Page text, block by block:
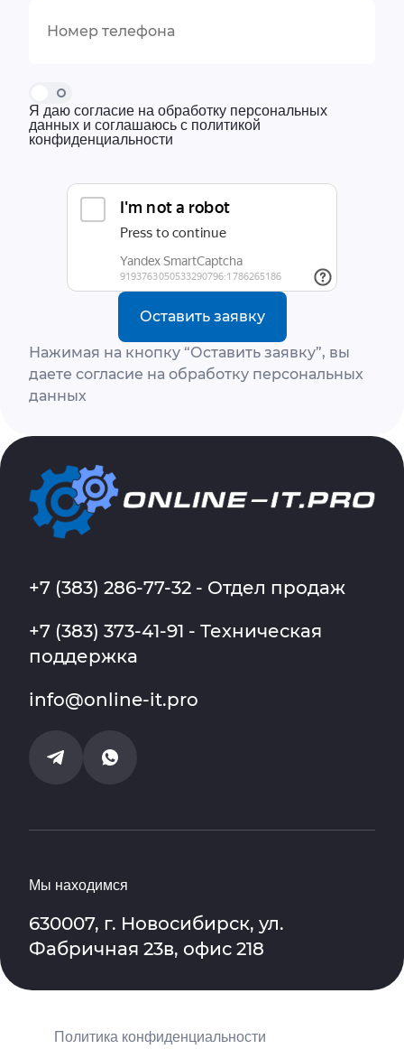
Я даю согласие на обработку персональных
данных и соглашаюсь с политикой
конфиденциальности
Оставить заявку
Нажимая на кнопку “Оставить заявку”, вы
даете согласие на обработку персональных
данных
+7 (383) 286-77-32 - Отдел продаж
+7 (383) 373-41-91 - Техническая
поддержка
info@online-it.pro
Мы находимся
630007, г. Новосибирск, ул.
Фабричная 23в, офис 218
Политика конфиденциальности